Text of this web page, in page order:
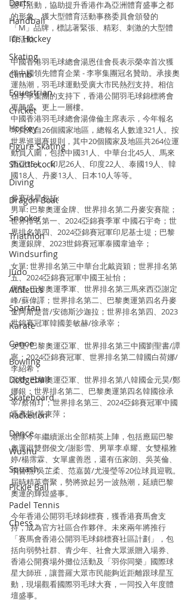
Darts
Handball
Ice Hockey
Skating
Climb
Equestrian
Cricket
Hockey
Figure Skating
Shuttlecock
Diving
Dragon Boat
Snooker
Triathlon
Windsurfing
Judo
Athletics
Spartan
Karate
Canoe
Bowling
Dodgeball
Skateboard
Racketlon
Dance
Wushu
Squash
Pickle Ball
Padel Tennis
Chess
認可活動，協助提升香港作為亞洲體育盛事之都
的形象。獲大型體育活動事務委員會頒發的
「M」品牌，標誌著緊張、精彩、刺激的大型體
育活動。
中國香港羽毛球總會湯恩佳會長表示榮幸首次獲
得中國領先體育企業 - 李寧集團冠名贊助。承接奧
運熱潮，羽毛球運動受廣大市民熱烈支持。相信
在李寧集團的支持下，香港公開羽毛球錦標將會
更興盛、更上一層樓。
中國香港羽毛球總會湯偉倫主席表示，今年報名
球員來自26個國家地區，總報名人數達321人。按
世界巡迴賽規則，其中20個國家及地區共264位運
動員入圍，包括中國31人、中華台北45人、馬來
西亞35人、印尼26人、印度22人、泰國19人、韓
國18人、丹麥13人、日本10人等等。
參賽球星包括:
男單: 巴黎奧運金牌、世界排名第二丹麥安賽龍；
世界排名第一、2024亞錦賽季軍 中國石宇奇；世
界排名第四、2024亞錦賽冠軍印尼基士堤；巴黎
奧運銀牌、2023世錦賽冠軍泰國韋迪辛；
女單: 世界排名第三中華台北戴資穎；世界排名第
五、2024亞錦賽冠軍中國王祉怡；
男雙: 巴黎奧運季軍、世界排名第三馬來西亞謝定
峰/蘇偉譯；世界排名第二、巴黎奧運第四名丹麥
金阿斯楚普/安德斯沙迦拉；世界排名第四、2023
世錦賽冠軍韓國姜敏赫/徐承宰；
女雙: 巴黎奧運亞軍、世界排名第三中國劉聖書/譚
寧；2024亞錦賽冠軍、世界排名第二韓國白荷娜/
李紹希；
混雙: 巴黎奧運亞軍、世界排名第八韓國金元昊/鄭
娜銀；世界排名第二、巴黎奧運第四名韓國徐承
宰/蔡侑玎；世界排名第三、2024亞錦賽冠軍中國
馮彥哲/黃東萍；
港隊今年繼續派出全部精英上陣，包括應屆巴黎
奧運混雙鄧俊文/謝影雪、男單李卓耀、女雙楊雅
婷/楊霈霖、女單盧善恩，還有伍家朗、吳英倫、
李晉熙/吳芷柔、范嘉茵/尤漫瑩等20位球員迎戰。
屆時精英齊聚，勢將掀起另一波熱潮，延續巴黎
奧運的輝煌盛事。
今年香港公開羽毛球錦標賽，獲香港賽馬會支
持，成為官方社區合作夥伴。未來兩年將推行
「賽馬會香港公開羽毛球錦標賽社區計劃」，包
括向弱勢社群、青少年、社會大眾派贈入場券、
香港公開賽場外攤位活動及「羽你同樂」國際球
星大師班，讓普羅大眾市民能夠近距離跟球星互
動，現場觀看國際羽毛球大賽，一同投入年度體
壇盛事。